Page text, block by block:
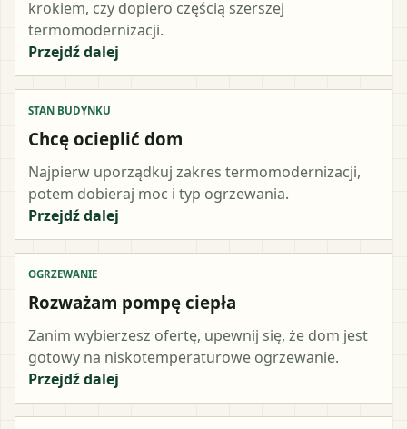
krokiem, czy dopiero częścią szerszej
termomodernizacji.
Przejdź dalej
STAN BUDYNKU
Chcę ocieplić dom
Najpierw uporządkuj zakres termomodernizacji,
potem dobieraj moc i typ ogrzewania.
Przejdź dalej
OGRZEWANIE
Rozważam pompę ciepła
Zanim wybierzesz ofertę, upewnij się, że dom jest
gotowy na niskotemperaturowe ogrzewanie.
Przejdź dalej